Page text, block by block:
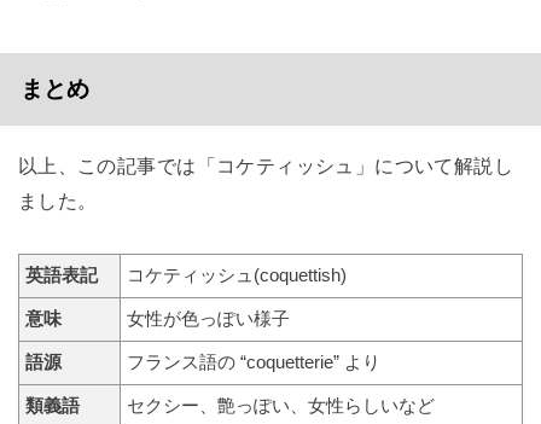
まとめ
以上、この記事では「コケティッシュ」について解説し
ました。
英語表記 コケティッシュ(coquettish)
意味 女性が色っぽい様子
語源 フランス語の “coquetterie” より
類義語 セクシー、艶っぽい、女性らしいなど